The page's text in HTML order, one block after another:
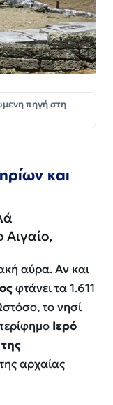
πηγή στη
και
Αιγαίο,
αύρα. Αν και
φτάνει τα 1.611
το νησί
Ιερό
αρχαίας